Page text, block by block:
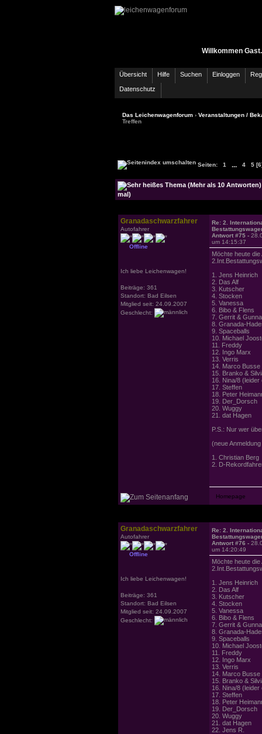
Willkommen
Übersicht Hilfe Suchen Einloggen
Datenschutz
Das Leichenwagenforum › Veranstaltungen /
Treffen
Seiten: 1 ... 4 5
mal)
Granadaschwarzfahrer
Autofahrer
Offline
Ich liebe Leichenwagen!
Beiträge: 361
Standort: Bad Eilsen
Mitglied seit: 24.09.2007
Geschlecht:
Re: 2.
Antwort #75 -
um 14:15:37
Möchte heute
1. Jens Heinrich
2. Das Alf
3. Kutscher
4. Stocken
5. Vanessa
6. Bibo & Flens
7. Gerrit &
8. Granada-
9. Spaceballs
10. Michael
11. Freddy
12. Ingo Marx
13. Verris
14. Marco Busse
15. Branko &
16. Nina/8 (leider
17. Steffen
18. Peter
19. Der_Dorsch
20. Wuggy
21. dat Hagen
P.S.: Nur wer
(neue
1. Christian Berg
2. D-
Granadaschwarzfahrer
Autofahrer
Offline
Ich liebe Leichenwagen!
Beiträge: 361
Standort: Bad Eilsen
Mitglied seit: 24.09.2007
Geschlecht:
Re: 2.
Antwort #76 -
um 14:20:49
Möchte heute
1. Jens Heinrich
2. Das Alf
3. Kutscher
4. Stocken
5. Vanessa
6. Bibo & Flens
7. Gerrit &
8. Granada-
9. Spaceballs
10. Michael
11. Freddy
12. Ingo Marx
13. Verris
14. Marco Busse
15. Branko &
16. Nina/8 (leider
17. Steffen
18. Peter
19. Der_Dorsch
20. Wuggy
21. dat Hagen
22. Jens R.